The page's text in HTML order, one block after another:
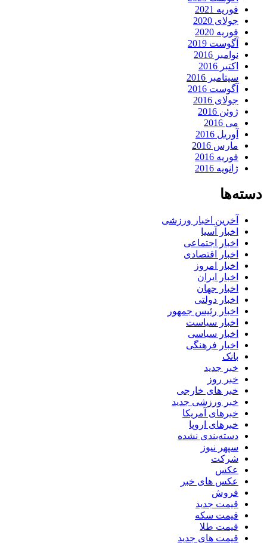
فوریه 2021
جولای 2020
فوریه 2020
آگوست 2019
نوامبر 2016
اکتبر 2016
سپتامبر 2016
آگوست 2016
جولای 2016
ژوئن 2016
می 2016
آوریل 2016
مارس 2016
فوریه 2016
ژانویه 2016
دسته‌ها
آخرین اخبار ورزشی
اخبار آسیا
اخبار اجتماعی
اخبار اقتصادی
اخبار امروز
اخبار ایران
اخبار جهان
اخبار دولتی
اخبار رئیس جمهور
اخبار سیاست
اخبار سیاسی
اخبار فرهنگی
بانک
خبر جدید
خبر روز
خبر های خارجی
خبر ورزشی جدید
خبرهای آمریکا
خبرهای اروپا
دسته‌بندی نشده
سپهر نیوز
شرکت
عکس
عکس های خبر
فروش
قیمت جدید
قیمت سکه
قیمت طلا
قیمت های جدید